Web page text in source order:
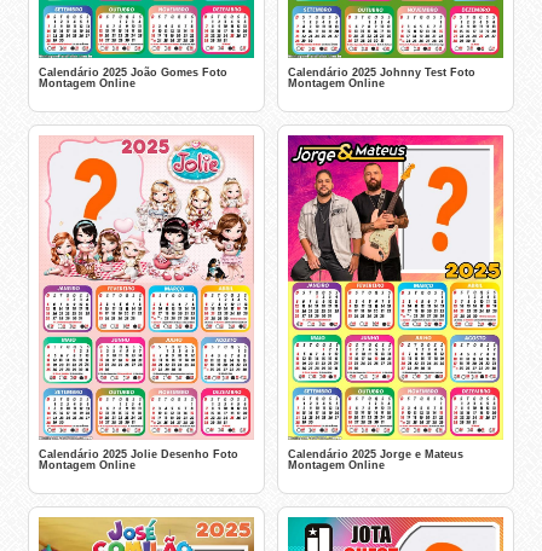
Calendário 2025 João Gomes Foto
Montagem Online
Calendário 2025 Johnny Test Foto
Montagem Online
Calendário 2025 Jolie Desenho Foto
Montagem Online
Calendário 2025 Jorge e Mateus
Montagem Online